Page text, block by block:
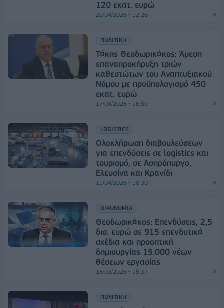
120 εκατ. ευρώ
22/04/2026 - 12:26
ΠΟΛΙΤΙΚΗ
Τάκης Θεοδωρικάκος: Άμεση
επαναπροκήρυξη τριών
καθεστώτων του Αναπτυξιακού
Νόμου με προϋπολογισμό 450
εκατ. ευρώ
17/04/2026 - 16:50
LOGISTICS
Ολοκλήρωση διαβουλεύσεων
για επενδύσεις σε logistics και
τουρισμό, σε Ασπρόπυργο,
Ελευσίνα και Κρανίδι
11/04/2026 - 10:30
ΟΙΚΟΝΟΜΙΑ
Θεοδωρικάκος: Επενδύσεις, 2,5
δισ. ευρώ σε 915 επενδυτικά
σχέδια και προοπτική
δημιουργίας 15.000 νέων
θέσεων εργασίας
16/03/2026 - 19:37
ΠΟΛΙΤΙΚΗ